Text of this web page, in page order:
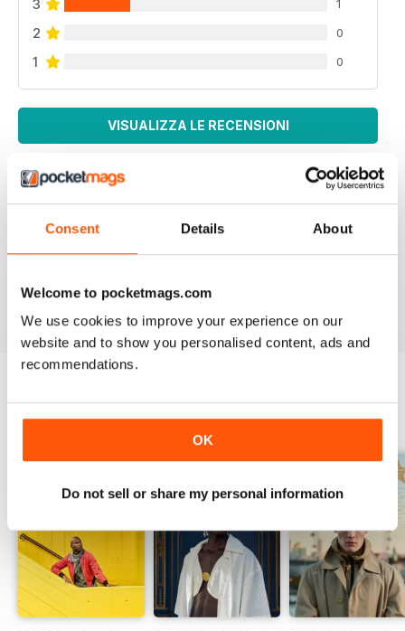
Consent Details About
Welcome to pocketmags.com
We use cookies to improve your experience on our
website and to show you personalised content, ads and
recommendations.
OK
Do not sell or share my personal information
3 1
2 0
1 0
VISUALIZZA LE RECENSIONI
GREAT HOLIDAY MAGAZINE
This magazine is highly recommended for
EDIZIONI INDIETRO Visualizza tutti